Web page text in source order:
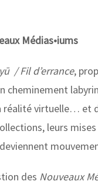
Médias•iums
/ Fil d’errance,
cheminement
réalité virtuelle… et
leurs
des Nouveaux